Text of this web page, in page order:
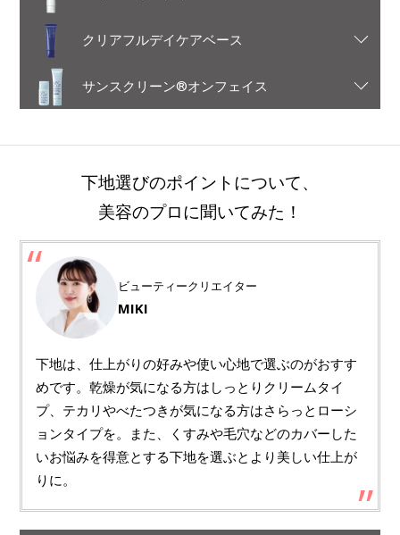
クリアフルデイケアベース
サンスクリーン®オンフェイス
下地選びのポイントについて、
美容のプロに聞いてみた！
ビューティークリエイター
MIKI
下地は、仕上がりの好みや使い心地で選ぶのがおすす
めです。乾燥が気になる方はしっとりクリームタイ
プ、テカリやべたつきが気になる方はさらっとローシ
ョンタイプを。また、くすみや毛穴などのカバーした
いお悩みを得意とする下地を選ぶとより美しい仕上が
りに。